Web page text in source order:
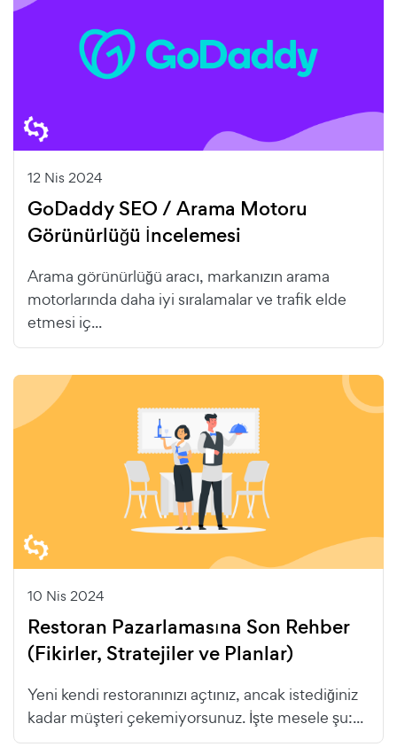
12 Nis 2024
GoDaddy SEO / Arama Motoru
Görünürlüğü İncelemesi
Arama görünürlüğü aracı, markanızın arama
motorlarında daha iyi sıralamalar ve trafik elde
etmesi iç...
10 Nis 2024
Restoran Pazarlamasına Son Rehber
(Fikirler, Stratejiler ve Planlar)
Yeni kendi restoranınızı açtınız, ancak istediğiniz
kadar müşteri çekemiyorsunuz. İşte mesele şu:...